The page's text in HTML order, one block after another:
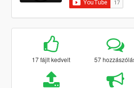
17 fájlt kedvelt 57